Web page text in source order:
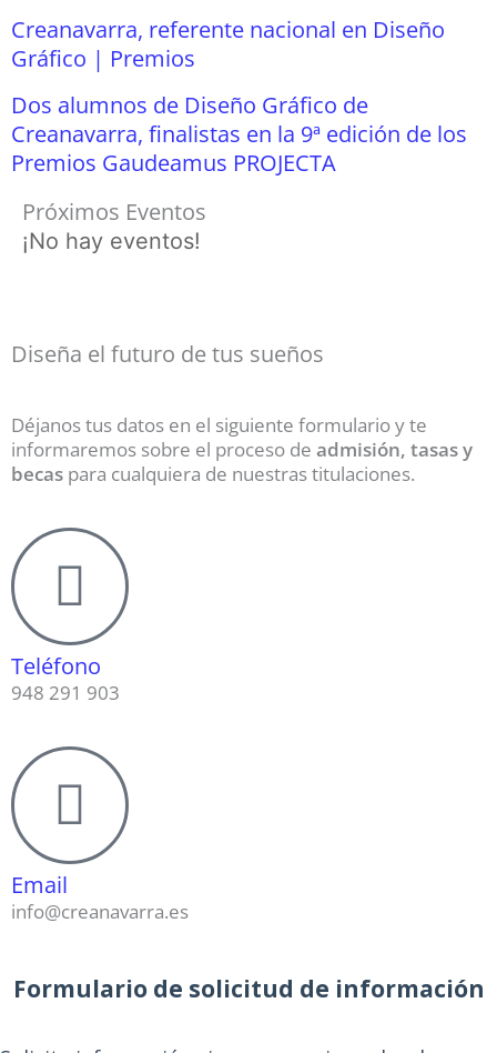
Creanavarra, referente nacional en Diseño
Gráfico | Premios
Dos alumnos de Diseño Gráfico de
Creanavarra, finalistas en la 9ª edición de los
Premios Gaudeamus PROJECTA
Próximos Eventos
¡No hay eventos!
Diseña el futuro de tus sueños
Déjanos tus datos en el siguiente formulario y te
informaremos sobre el proceso de admisión, tasas y
becas para cualquiera de nuestras titulaciones.
Teléfono
948 291 903
Email
info@creanavarra.es